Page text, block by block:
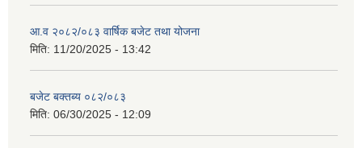
आ.व २०८२/०८३ वार्षिक बजेट तथा योजना
मिति: 11/20/2025 - 13:42
बजेट बक्तब्य ०८२/०८३
मिति: 06/30/2025 - 12:09